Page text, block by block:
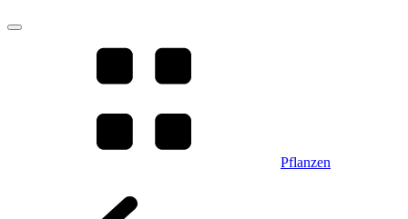
Pflanzen